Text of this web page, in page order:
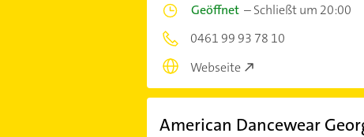
Geöffnet–Schließt um 20:00
0461 99 93 78 10
Webseite
American Dancewear